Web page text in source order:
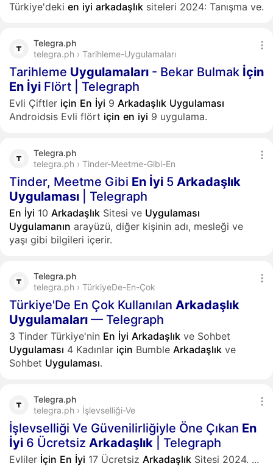
Türkiye'deki en iyi arkadaşlık siteleri 2024: Tanışma ve.
Telegra.ph
telegra.ph › Tarihleme-Uygulamaları
Tarihleme Uygulamaları - Bekar Bulmak İçin
En İyi Flört | Telegraph
Evli Çiftler için En İyi 9 Arkadaşlık Uygulaması
Androidsis Evli flört için en iyi 9 uygulama.
Telegra.ph
telegra.ph › Tinder-Meetme-Gibi-En
Tinder, Meetme Gibi En İyi 5 Arkadaşlık
Uygulaması | Telegraph
En İyi 10 Arkadaşlık Sitesi ve Uygulaması
Uygulamanın arayüzü, diğer kişinin adı, mesleği ve
yaşı gibi bilgileri içerir.
Telegra.ph
telegra.ph › TürkiyeDe-En-Çok
Türkiye'De En Çok Kullanılan Arkadaşlık
Uygulamaları — Telegraph
3 Tinder Türkiye'nin En İyi Arkadaşlık ve Sohbet
Uygulaması 4 Kadınlar için Bumble Arkadaşlık ve
Sohbet Uygulaması.
Telegra.ph
telegra.ph › İşlevselliği-Ve
İşlevselliği Ve Güvenilirliğiyle Öne Çıkan En
İyi 6 Ücretsiz Arkadaşlık | Telegraph
Evliler İçin En İyi 17 Ücretsiz Arkadaşlık Sitesi 2024. ...